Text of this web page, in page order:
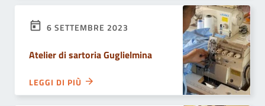
6 SETTEMBRE 2023
Atelier di sartoria Guglielmina
LEGGI DI PIÙ